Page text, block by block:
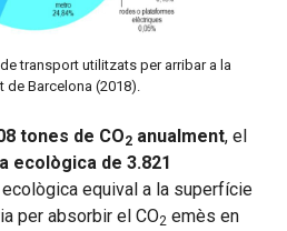
transport utilitzats per arribar a la
de Barcelona (2018).
tones de CO2 anualment, el
ecològica de 3.821
ecològica equival a la superfície
per absorbir el CO2 emès en